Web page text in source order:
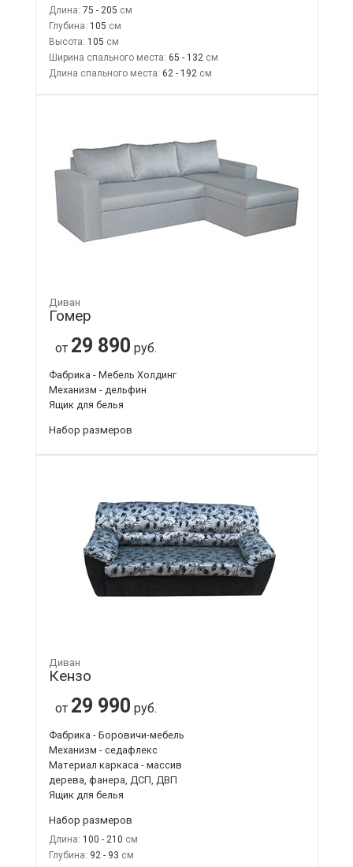
Длина: 75 - 205
Глубина: 105
Высота: 105
Ширина спального места: 65 - 132
Длина спального места: 62 - 192
Диван
Гомер
от 29 890 руб.
Фабрика - Мебель Холдинг
Механизм - дельфин
Ящик для белья
Набор размеров
Диван
Кензо
от 29 990 руб.
Фабрика - Боровичи-мебель
Механизм - седафлекс
Материал каркаса - массив
дерева, фанера, ДСП, ДВП
Ящик для белья
Набор размеров
Длина: 100 - 210
Глубина: 92 - 93